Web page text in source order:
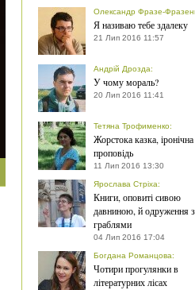
Олександр Фразе-
Я називаю тебе здалеку
21 Лип 2016 11:57
Андрій Дрозда:
У чому мораль?
20 Лип 2016 11:41
Тетяна Трофименко:
Жорстока казка, іронічна
проповідь
11 Лип 2016 13:30
Ярослава Стріха:
Книги, оповиті сивою
давниною, й одруження з
граблями
04 Лип 2016 17:04
Богдана Романцова:
Чотири прогулянки в
літературних лісах